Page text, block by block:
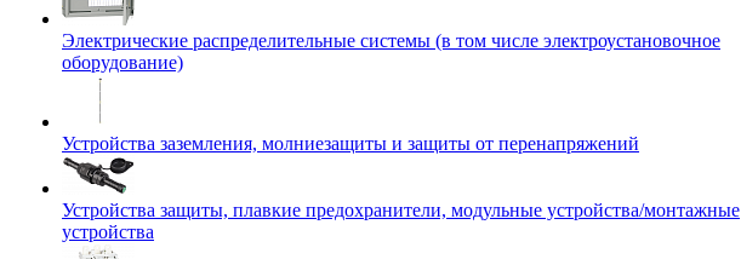
Электрические распределительные системы (в том числе электроустановочное
оборудование)
Устройства заземления, молниезащиты и защиты от перенапряжений
Устройства защиты, плавкие предохранители, модульные устройства/монтажные
устройства